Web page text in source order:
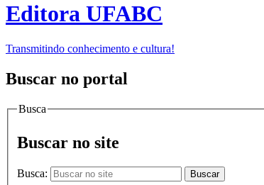
Editora UFABC
Transmitindo conhecimento e cultura!
Buscar no portal
Busca
Buscar no site
Busca: Buscar